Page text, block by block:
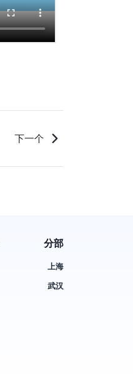
下一个
分部
上海
武汉